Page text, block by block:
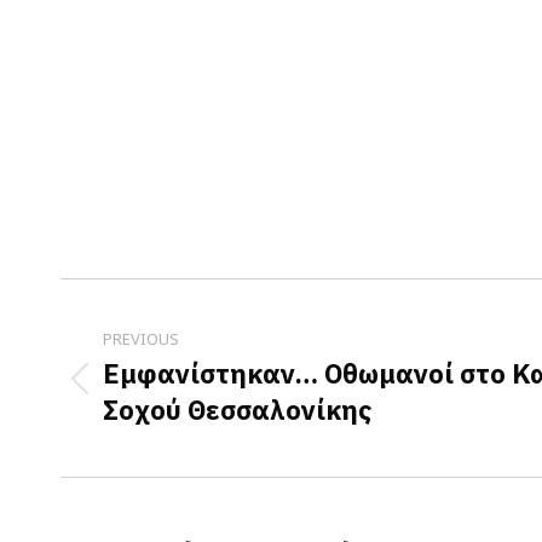
navigation
PREVIOUS
Previous
post:
Εμφανίστηκαν… Οθωμανοί στο
Σοχού Θεσσαλονίκης